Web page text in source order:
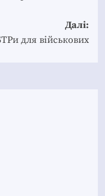
Далі:
для військових